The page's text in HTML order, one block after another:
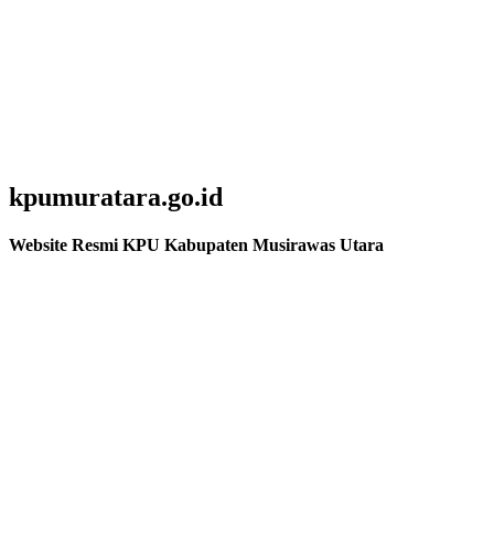
kpumuratara.go.id
Website Resmi KPU Kabupaten Musirawas Utara